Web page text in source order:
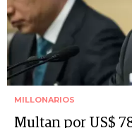
MILLONARIOS
Multan por US$